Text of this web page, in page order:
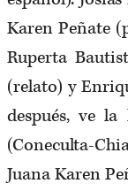
Karen Peñate
Ruperta
(relato) y
después, ve
(Coneculta-
Juana Karen